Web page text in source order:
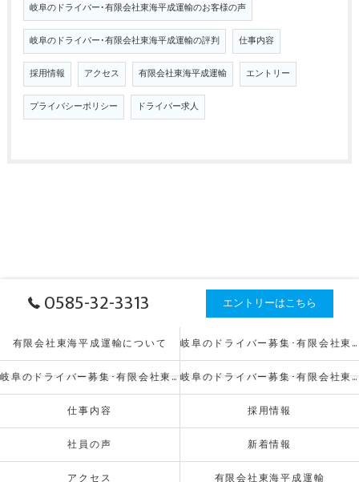
岐阜のドライバー･有限会社東海平成運輸のお客様の声
岐阜のドライバー･有限会社東海平成運輸の評判 仕事内容
採用情報 アクセス 有限会社東海平成運輸 エントリー
プライバシーポリシー ドライバー求人
0585-32-3313 エントリーはこちら
有限会社東海平成運輸について 岐阜のドライバー募集･有限会社東海平成運輸の口コミ情報
岐阜のドライバー募集･有限会社東海平成運輸の評判 岐阜のドライバー募集･有限会社東海平成運輸のお客様の声
仕事内容 採用情報
社員の声 新着情報
アクセス 有限会社東海平成運輸